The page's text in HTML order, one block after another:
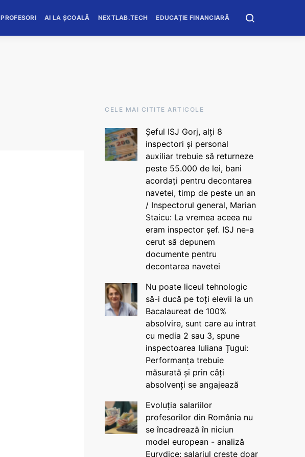
PROFESORI AI LA ȘCOALĂ NEXTLAB.TECH EDUCAȚIE FINANCIARĂ
CELE MAI CITITE ARTICOLE
Șeful ISJ Gorj, alți 8
inspectori și personal
auxiliar trebuie să returneze
peste 55.000 de lei, bani
acordați pentru decontarea
navetei, timp de peste un an
/ Inspectorul general, Marian
Staicu: La vremea aceea nu
eram inspector șef. ISJ ne-a
cerut să depunem
documente pentru
decontarea navetei
Nu poate liceul tehnologic
să-i ducă pe toți elevii la un
Bacalaureat de 100%
absolvire, sunt care au intrat
cu media 2 sau 3, spune
inspectoarea Iuliana Țugui:
Performanța trebuie
măsurată și prin câți
absolvenți se angajează
Evoluția salariilor
profesorilor din România nu
se încadrează în niciun
model european - analiză
Eurydice: salariul crește doar